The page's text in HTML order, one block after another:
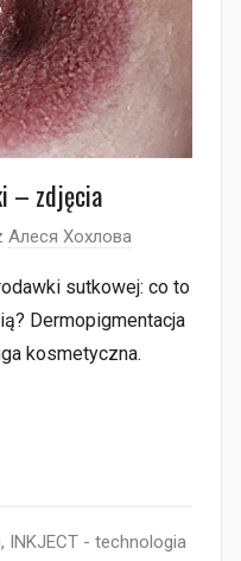
– zdjęcia
Алеся Хохлова
sutkowej: co to
Dermopigmentacja
kosmetyczna.
,
INKJECT - technologia